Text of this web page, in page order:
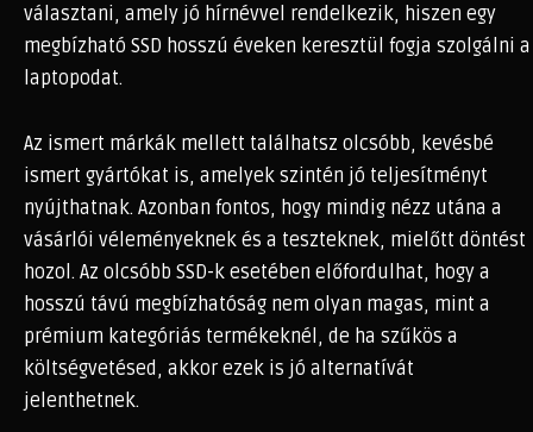
választani, amely jó hírnévvel rendelkezik, hiszen egy
megbízható SSD hosszú éveken keresztül fogja szolgálni a
laptopodat.
Az ismert márkák mellett találhatsz olcsóbb, kevésbé
ismert gyártókat is, amelyek szintén jó teljesítményt
nyújthatnak. Azonban fontos, hogy mindig nézz utána a
vásárlói véleményeknek és a teszteknek, mielőtt döntést
hozol. Az olcsóbb SSD-k esetében előfordulhat, hogy a
hosszú távú megbízhatóság nem olyan magas, mint a
prémium kategóriás termékeknél, de ha szűkös a
költségvetésed, akkor ezek is jó alternatívát
jelenthetnek.